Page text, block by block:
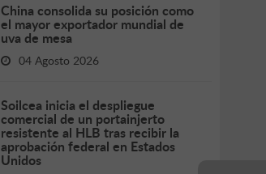
China consolida su posición como
el mayor exportador mundial de
uva de mesa
04 Agosto 2026
Soilcea inicia el despliegue
comercial de un portainjerto
resistente al HLB tras recibir la
aprobación federal en Estados
Unidos